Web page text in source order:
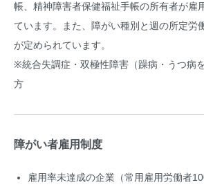
帳、精神障害者保健福祉手帳の所有者が雇
ています。また、障がい種別と週の所定労
が定められています。
※統合失調症・双極性障害（躁病・うつ病
方
障がい者雇用制度
雇用率未達成の企業（常用雇用労働者